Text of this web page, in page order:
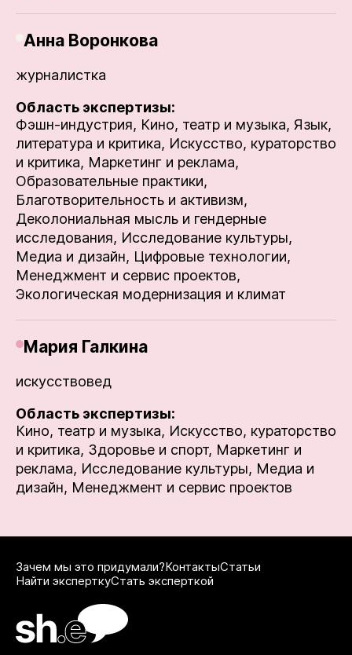
Анна Воронкова
журналистка
Область экспертизы:
Фэшн-индустрия, Кино, театр и музыка, Язык,
литература и критика, Искусство, кураторство
и критика, Маркетинг и реклама,
Образовательные практики,
Благотворительность и активизм,
Деколониальная мысль и гендерные
исследования, Исследование культуры,
Медиа и дизайн, Цифровые технологии,
Менеджмент и сервис проектов,
Экологическая модернизация и климат
Мария Галкина
искусствовед
Область экспертизы:
Кино, театр и музыка, Искусство, кураторство
и критика, Здоровье и спорт, Маркетинг и
реклама, Исследование культуры, Медиа и
дизайн, Менеджмент и сервис проектов
Зачем мы это придумали?КонтактыСтатьи
Найти эксперткуСтать эксперткой